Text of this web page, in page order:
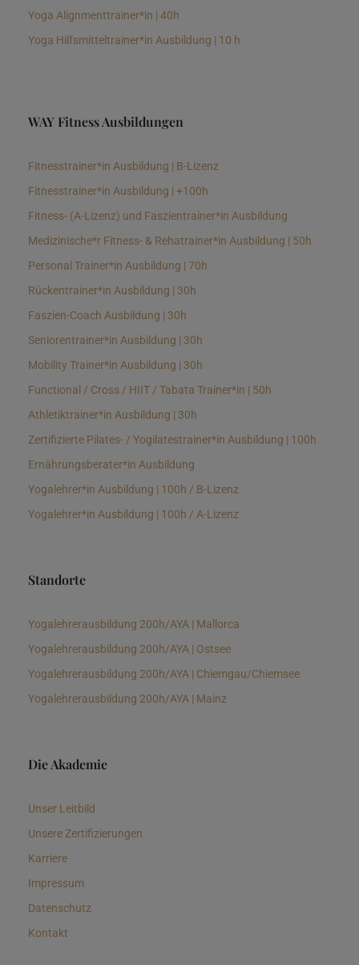
Yoga Alignmenttrainer*in | 40h
Yoga Hilfsmitteltrainer*in Ausbildung | 10 h
WAY Fitness Ausbildungen
Fitnesstrainer*in Ausbildung | B-Lizenz
Fitnesstrainer*in Ausbildung | +100h
Fitness- (A-Lizenz) und Faszientrainer*in Ausbildung
Medizinische*r Fitness- & Rehatrainer*in Ausbildung | 50h
Personal Trainer*in Ausbildung | 70h
Rückentrainer*in Ausbildung | 30h
Faszien-Coach Ausbildung | 30h
Seniorentrainer*in Ausbildung | 30h
Mobility Trainer*in Ausbildung | 30h
Functional / Cross / HIIT / Tabata Trainer*in | 50h
Athletiktrainer*in Ausbildung | 30h
Zertifizierte Pilates- / Yogilatestrainer*in Ausbildung | 100h
Ernährungsberater*in Ausbildung
Yogalehrer*in Ausbildung | 100h / B-Lizenz
Yogalehrer*in Ausbildung | 100h / A-Lizenz
Standorte
Yogalehrerausbildung 200h/AYA | Mallorca
Yogalehrerausbildung 200h/AYA | Ostsee
Yogalehrerausbildung 200h/AYA | Chiemgau/Chiemsee
Yogalehrerausbildung 200h/AYA | Mainz
Die Akademie
Unser Leitbild
Unsere Zertifizierungen
Karriere
Impressum
Datenschutz
Kontakt